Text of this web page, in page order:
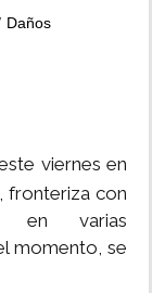
Daños
viernes en
, fronteriza con
en varias
momento, se